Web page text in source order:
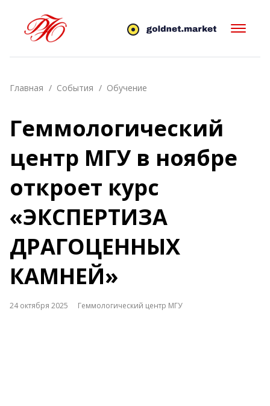
Главная События Обучение
Геммологический
центр МГУ в ноябре
откроет курс
«ЭКСПЕРТИЗА
ДРАГОЦЕННЫХ
КАМНЕЙ»
24 октября 2025 Геммологический центр МГУ